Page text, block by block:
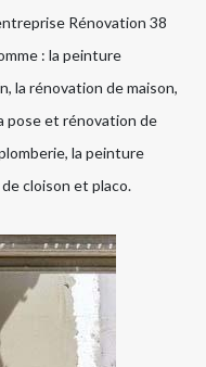
Rénovation 38
: la peinture
la rénovation de maison,
pose et rénovation de
la peinture
cloison et placo.